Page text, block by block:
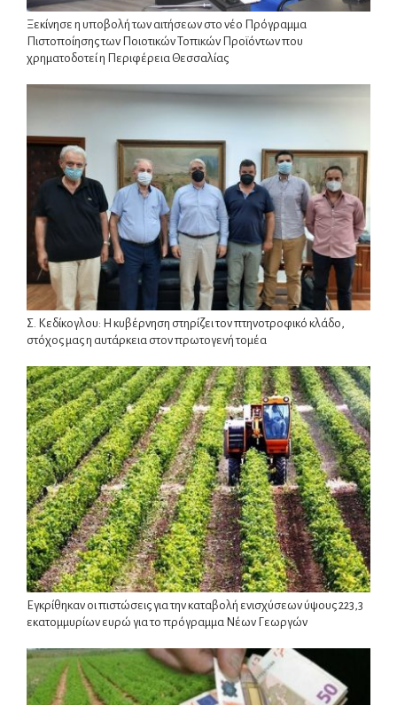
Ξεκίνησε η υποβολή των αιτήσεων στο νέο Πρόγραμμα
Πιστοποίησης των Ποιοτικών Τοπικών Προϊόντων που
χρηματοδοτεί η Περιφέρεια Θεσσαλίας
Σ. Κεδίκογλου: Η κυβέρνηση στηρίζει τον πτηνοτροφικό κλάδο,
στόχος μας η αυτάρκεια στον πρωτογενή τομέα
Εγκρίθηκαν οι πιστώσεις για την καταβολή ενισχύσεων ύψους 223,3
εκατομμυρίων ευρώ για το πρόγραμμα Νέων Γεωργών